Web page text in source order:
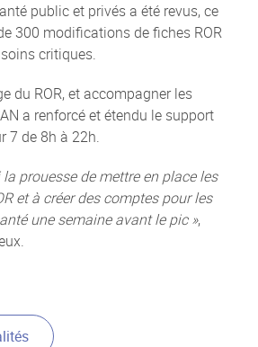
public et privés a été revus, ce
300 modifications de fiches ROR
critiques.
du ROR, et accompagner les
a renforcé et étendu le support
7 de 8h à 22h.
prouesse de mettre en place les
et à créer des comptes pour les
une semaine avant le pic »,